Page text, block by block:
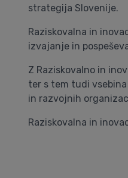
strategija Slovenije.
Raziskovalna in
izvajanje in
Z Raziskovalno in
ter s tem tudi
in razvojnih
Raziskovalna in